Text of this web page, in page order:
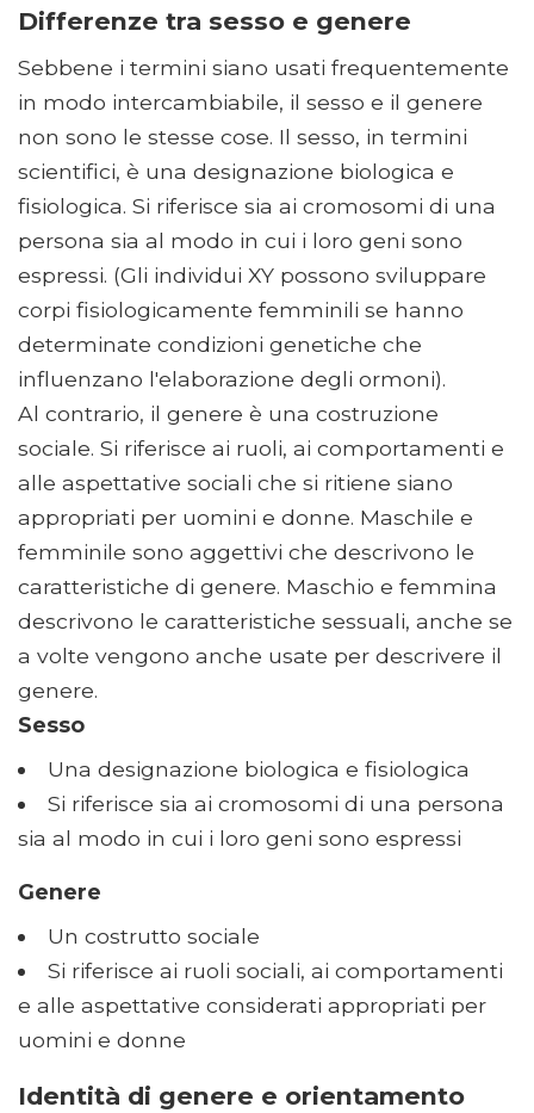
Differenze tra sesso e genere
Sebbene i termini siano usati frequentemente
in modo intercambiabile, il sesso e il genere
non sono le stesse cose. Il sesso, in termini
scientifici, è una designazione biologica e
fisiologica. Si riferisce sia ai cromosomi di una
persona sia al modo in cui i loro geni sono
espressi. (Gli individui XY possono sviluppare
corpi fisiologicamente femminili se hanno
determinate condizioni genetiche che
influenzano l'elaborazione degli ormoni).
Al contrario, il genere è una costruzione
sociale. Si riferisce ai ruoli, ai comportamenti e
alle aspettative sociali che si ritiene siano
appropriati per uomini e donne. Maschile e
femminile sono aggettivi che descrivono le
caratteristiche di genere. Maschio e femmina
descrivono le caratteristiche sessuali, anche se
a volte vengono anche usate per descrivere il
genere.
Sesso
Una designazione biologica e fisiologica
Si riferisce sia ai cromosomi di una persona
sia al modo in cui i loro geni sono espressi
Genere
Un costrutto sociale
Si riferisce ai ruoli sociali, ai comportamenti
e alle aspettative considerati appropriati per
uomini e donne
Identità di genere e orientamento